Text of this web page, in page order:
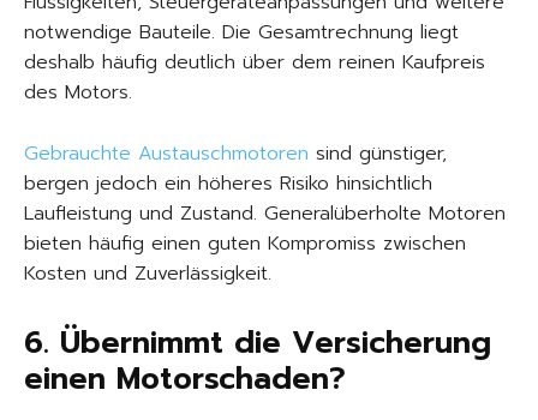
notwendige Bauteile. Die Gesamtrechnung liegt
deshalb häufig deutlich über dem reinen Kaufpreis
des Motors.
Gebrauchte Austauschmotoren sind günstiger,
bergen jedoch ein höheres Risiko hinsichtlich
Laufleistung und Zustand. Generalüberholte Motoren
bieten häufig einen guten Kompromiss zwischen
Kosten und Zuverlässigkeit.
6. Übernimmt die Versicherung
einen Motorschaden?